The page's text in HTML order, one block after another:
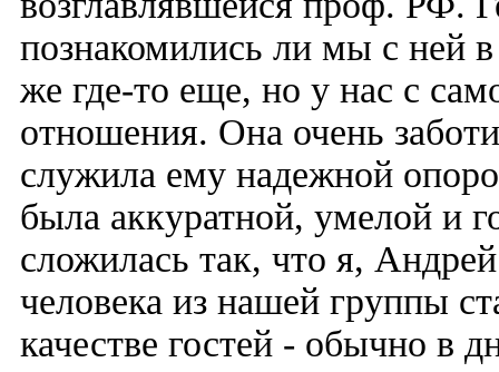
познакомились ли мы с ней
же где-то еще, но у нас с
отношения. Она очень
служила ему надежной
была аккуратной, умелой и
сложилась так, что я,
человека из нашей группы
качестве гостей - обычно в